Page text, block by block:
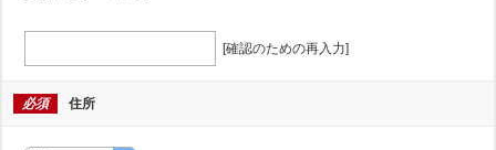
[確認のための再入力]
必須 住所